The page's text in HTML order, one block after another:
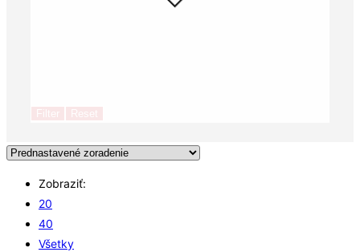
Filter Reset
Zobraziť:
20
40
Všetky